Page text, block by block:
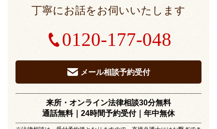
丁寧にお話をお伺いいたします
0120-177-048
メール相談予約受付
来所・オンライン法律相談30分無料
通話無料｜24時間予約受付｜年中無休